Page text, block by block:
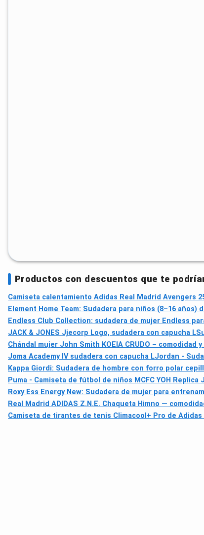
Productos con descuentos que te
Camiseta calentamiento Adidas Real Madrid Avengers
Element Home Team: Sudadera para niños (8–16 años)
Endless Club Collection: sudadera de mujer Endless
JACK & JONES Jjecorp Logo, sudadera con capucha L
Chándal mujer John Smith KOEIA CRUDO –
Joma Academy IV sudadera con capucha LJordan -
Kappa Giordi: Sudadera de hombre con forro polar
Puma - Camiseta de fútbol de niños MCFC YOH Replica
Roxy Ess Energy New: Sudadera de mujer para
Real Madrid ADIDAS Z.N.E. Chaqueta Himno —
Camiseta de tirantes de tenis Climacool+ Pro de